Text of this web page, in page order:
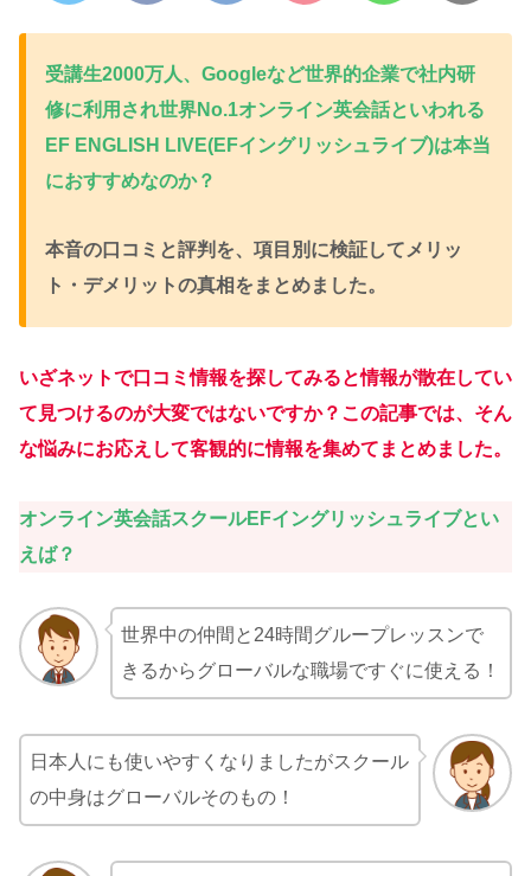
受講生2000万人、Googleなど世界的企業で社内研
修に利用され世界No.1オンライン英会話といわれる
EF ENGLISH LIVE(EFイングリッシュライブ)は本当
におすすめなのか？
本音の口コミと評判を、項目別に検証してメリッ
ト・デメリットの真相をまとめました。
いざネットで口コミ情報を探してみると情報が散在してい
て見つけるのが大変ではないですか？この記事では、そん
な悩みにお応えして客観的に情報を集めてまとめました。
オンライン英会話スクールEFイングリッシュライブとい
えば？
世界中の仲間と24時間グループレッスンで
きるからグローバルな職場ですぐに使える！
日本人にも使いやすくなりましたがスクール
の中身はグローバルそのもの！